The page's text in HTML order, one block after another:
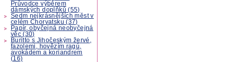
Průvodce výběrem
dámských doplňků (55)
Sedm nejkrásnějších měst v
celém Chorvatsku (37)
Papír, obyčejná neobyčejná
věc (30)
Buritto s Jihočeským žervé,
fazolemi, hovězím ragú,
avokádem a koriandrem
(16)